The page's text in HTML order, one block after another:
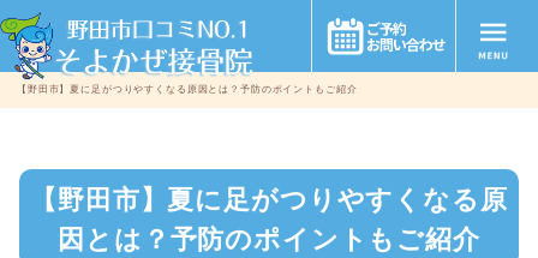
【野田市】夏に足がつりやすくなる原因とは？予防のポイントもご紹介
【野田市】夏に足がつりやすくなる原
因とは？予防のポイントもご紹介